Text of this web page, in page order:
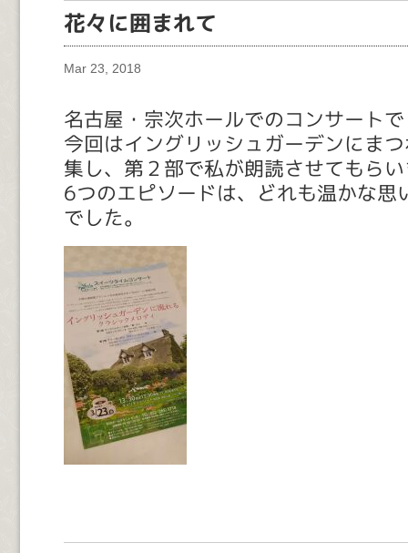
花々に囲まれて
Mar 23, 2018
名古屋・宗次ホールでのコンサート
今回はイングリッシュガーデンにま
集し、第２部で私が朗読させてもら
6つのエピソードは、どれも温かな思
でした。